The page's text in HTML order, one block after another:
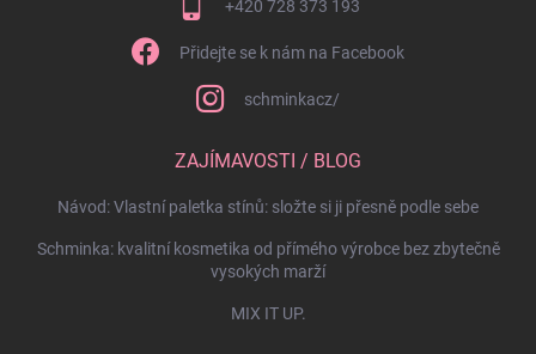
+420 728 373 193
Přidejte se k nám na Facebook
schminkacz/
ZAJÍMAVOSTI / BLOG
Návod: Vlastní paletka stínů: složte si ji přesně podle sebe
Schminka: kvalitní kosmetika od přímého výrobce bez zbytečně
vysokých marží
MIX IT UP.